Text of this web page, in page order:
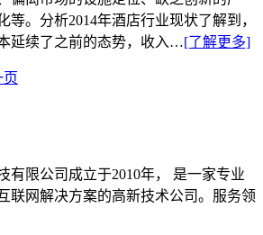
页
联网解决方案的高新技术公司。服务领